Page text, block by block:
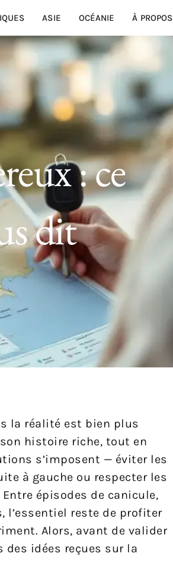
ASIE OCÉANIE À PROPOS
: ce
dit
la réalité est bien plus
histoire riche, tout en
s’imposent — éviter les
à gauche ou respecter les
épisodes de canicule,
reste de profiter
Alors, avant de valider
idées reçues sur la